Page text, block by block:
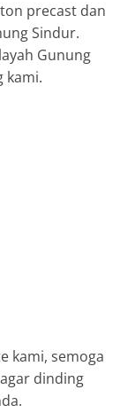
precast dan
Sindur.
Gunung
kami.
kami, semoga
dinding